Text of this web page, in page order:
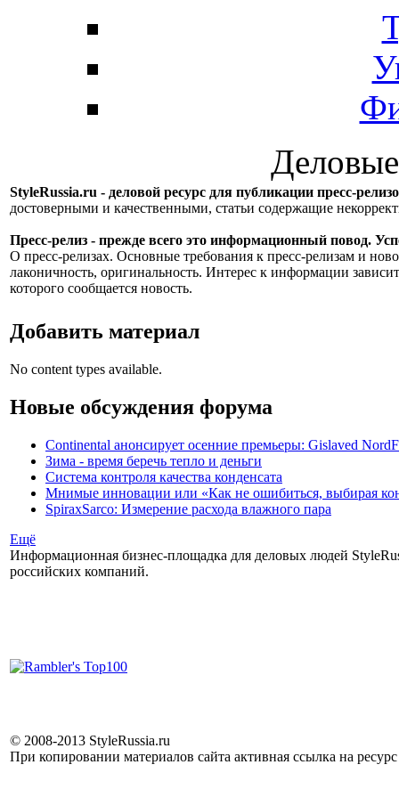
StyleRussia.ru - деловой ресурс для публикации пресс-
достоверными и качественными, статьи содержащие
Пресс-релиз - прежде всего это информационный повод.
О пресс-релизах. Основные требования к пресс-релизам и
лаконичность, оригинальность. Интерес к информации
которого сообщается новость.
Добавить материал
No content types available.
Новые обсуждения форума
Continental анонсирует осенние премьеры: Gislaved
Зима - время беречь тепло и деньги
Система контроля качества конденсата
Мнимые инновации или «Как не ошибиться, выбирая
SpiraxSarco: Измерение расхода влажного пара
Ещё
Информационная бизнес-площадка для деловых людей
российских компаний.
© 2008-2013 StyleRussia.ru
При копировании материалов сайта активная ссылка на